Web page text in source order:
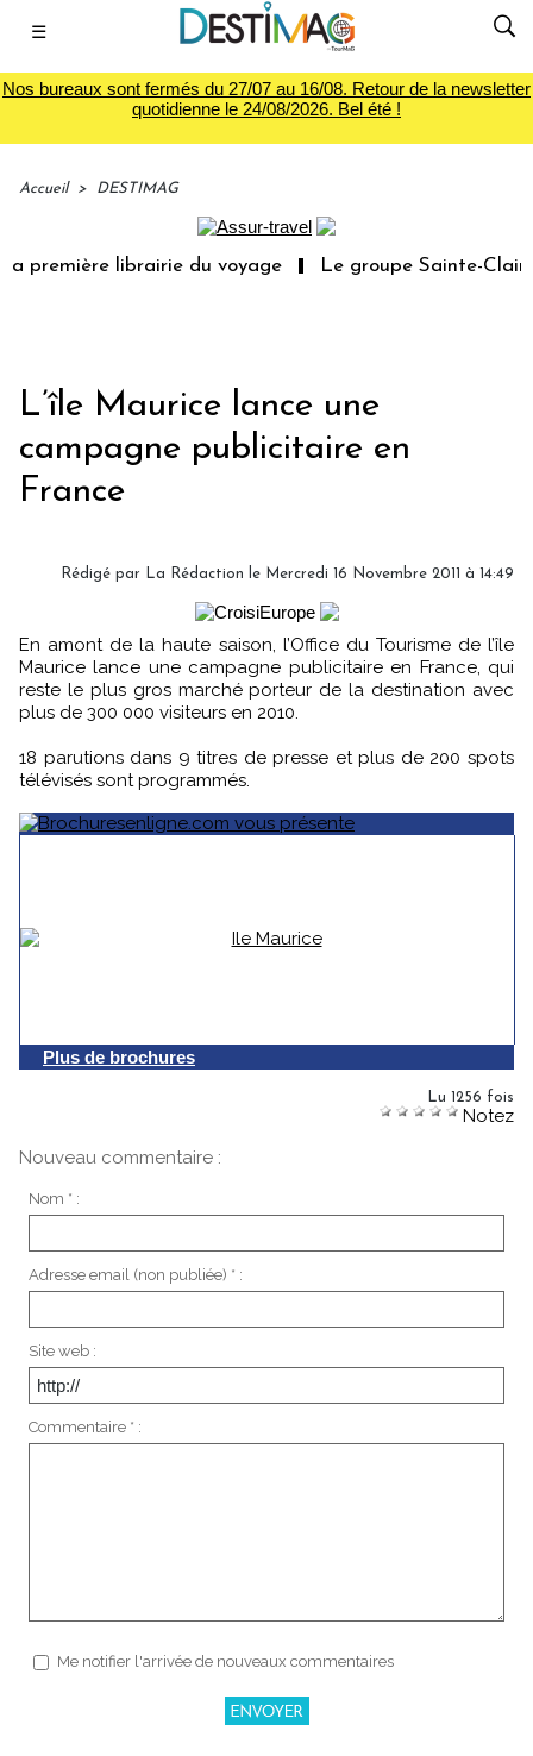
☰
Nos bureaux sont fermés du 27/07 au 16/08. Retour de la newsletter
quotidienne le 24/08/2026. Bel été !
Accueil > DESTIMAG
première librairie du voyage Le groupe Sainte-Claire
L’île Maurice lance une
campagne publicitaire en
France
Rédigé par La Rédaction le Mercredi 16 Novembre 2011 à 14:49
En amont de la haute saison, l’Office du Tourisme de l’île
Maurice lance une campagne publicitaire en France, qui
reste le plus gros marché porteur de la destination avec
plus de 300 000 visiteurs en 2010.
18 parutions dans 9 titres de presse et plus de 200 spots
télévisés sont programmés.
Plus de brochures
Lu 1256 fois
Notez
Nouveau commentaire :
Nom * :
Adresse email (non publiée) * :
Site web :
Commentaire * :
Me notifier l'arrivée de nouveaux commentaires